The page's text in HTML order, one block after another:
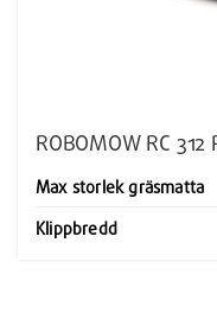
ROBOMOW RC 312
Max storlek gräsmatta
Klippbredd